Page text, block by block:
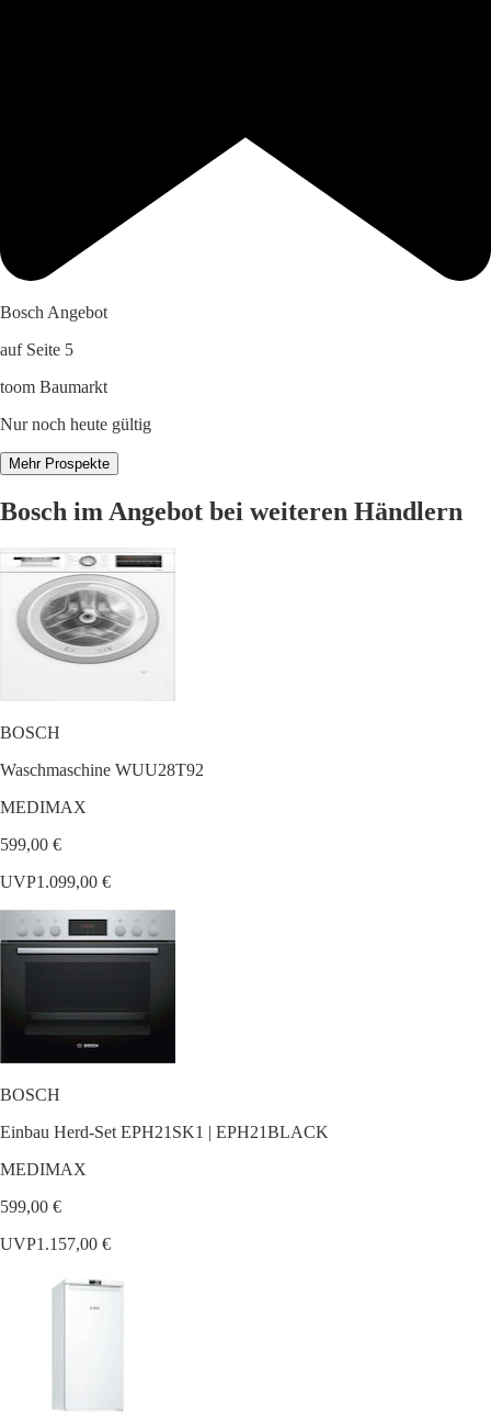
Bosch Angebot
auf Seite 5
toom Baumarkt
Nur noch heute gültig
Mehr Prospekte
Bosch im Angebot bei weiteren Händlern
BOSCH
Waschmaschine WUU28T92
MEDIMAX
599,00 €
UVP1.099,00 €
BOSCH
Einbau Herd-Set EPH21SK1 | EPH21BLACK
MEDIMAX
599,00 €
UVP1.157,00 €